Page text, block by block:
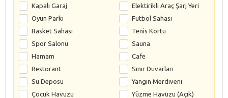
Kapalı Garaj
Elektirikli Araç Şarj Yeri
Oyun Parkı
Futbol Sahası
Basket Sahası
Tenis Kortu
Spor Salonu
Sauna
Hamam
Cafe
Restorant
Sınır Duvarları
Su Deposu
Yangın Merdiveni
Çocuk Havuzu
Yüzme Havuzu (Açık)